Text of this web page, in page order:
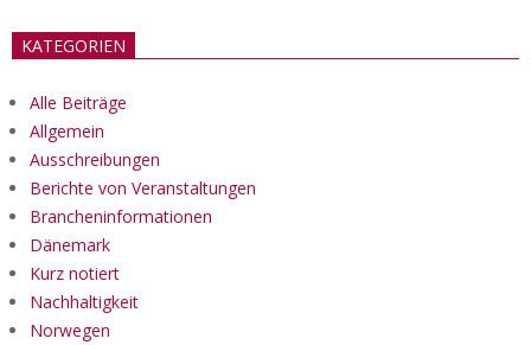
KATEGORIEN
Alle Beiträge
Allgemein
Ausschreibungen
Berichte von Veranstaltungen
Brancheninformationen
Dänemark
Kurz notiert
Nachhaltigkeit
Norwegen